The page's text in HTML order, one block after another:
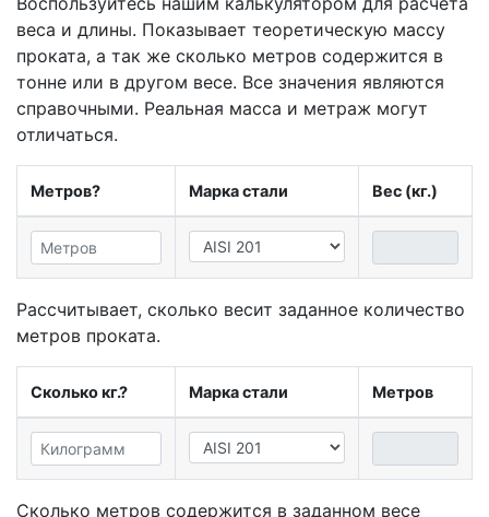
веса и длины. Показывает теоретическую массу
проката, а так же сколько метров содержится в
тонне или в другом весе. Все значения являются
справочными. Реальная масса и метраж могут
отличаться.
Метров? Марка стали Вес (кг.)
Рассчитывает, сколько весит заданное количество
метров проката.
Сколько кг.? Марка стали Метров
Сколько метров содержится в заданном весе